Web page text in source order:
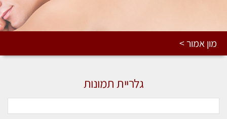
מון אמור >
גלריית תמונות